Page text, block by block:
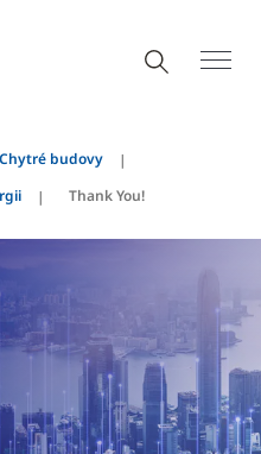
Chytré budovy
Thank You!